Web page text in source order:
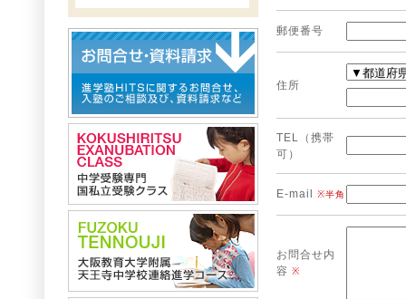
郵便番号
住所
TEL（携帯
可）
E-mail ※半角
お問合せ内
容 ※